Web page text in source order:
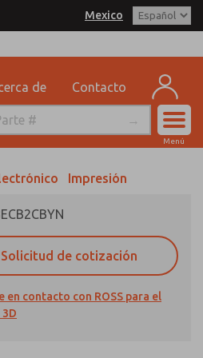
Mexico
de Contacto
Menú
Impresión
Solicitud de cotización
en contacto con ROSS para el